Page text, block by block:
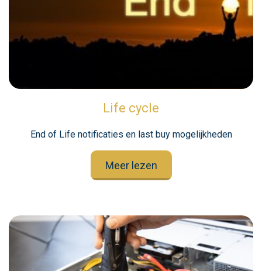
Life cycle
End of Life notificaties en last buy mogelijkheden
Meer lezen